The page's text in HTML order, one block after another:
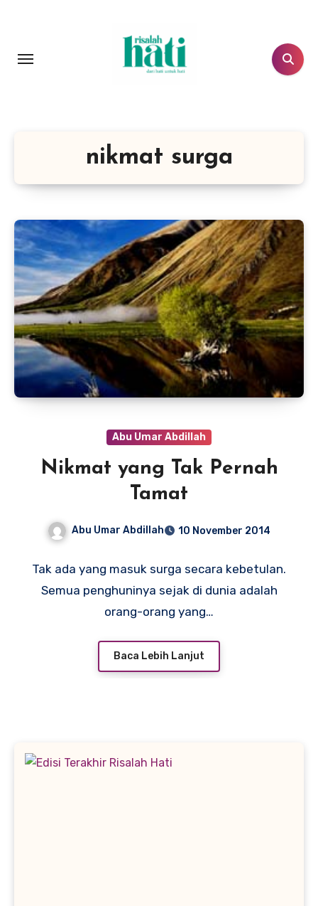
nikmat surga
Abu Umar Abdillah
Nikmat yang Tak Pernah
Tamat
Abu Umar Abdillah 10 November 2014
Tak ada yang masuk surga secara kebetulan.
Semua penghuninya sejak di dunia adalah
orang-orang yang…
Baca Lebih Lanjut